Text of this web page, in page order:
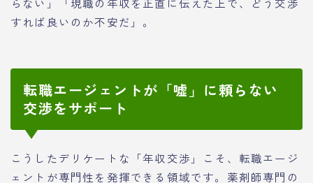
すれば良いのか不安だ」。
転職エージェントが「嘘」に頼らない
交渉をサポート
こうしたデリケートな「年収交渉」こそ、転職エージ
ェントが専門性を発揮できる領域です。薬剤師専門の